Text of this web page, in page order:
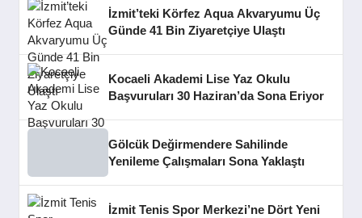
İzmit’teki Körfez Aqua Akvaryumu Üç
Günde 41 Bin Ziyaretçiye Ulaştı
Kocaeli Akademi Lise Yaz Okulu
Başvuruları 30 Haziran’da Sona Eriyor
Gölcük Değirmendere Sahilinde
Yenileme Çalışmaları Sona Yaklaştı
İzmit Tenis Spor Merkezi’ne Dört Yeni